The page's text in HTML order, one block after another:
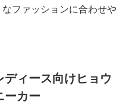
ファッションに合わせや
ィース向けヒョウ
ーカー